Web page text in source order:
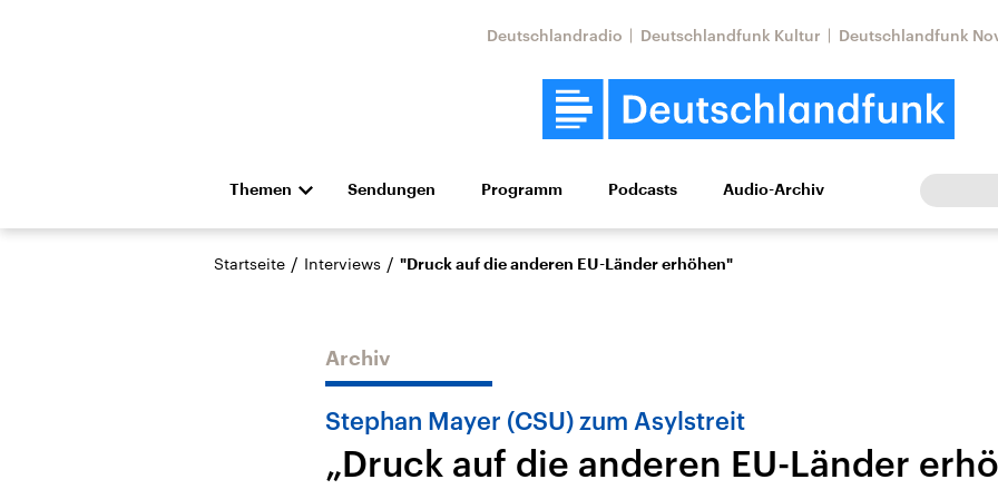
Deutschlandradio Deutschlandfunk Kultur Deutschlandfunk
Themen
Die Nachrichten Politik Wirtschaft Wissen Kultur Europa
Hörspiel und Feature Musik
Landtagswahl Sachsen-
Anhalt 2026
USA
Nahostkonflikt
Iran
Sendungen Programm Podcasts Audio-Archiv
Startseite / Interviews / "Druck auf die anderen EU-Länder erhöhen"
Archiv
Stephan Mayer (CSU) zum Asylstreit
„Druck auf die anderen EU-Länder